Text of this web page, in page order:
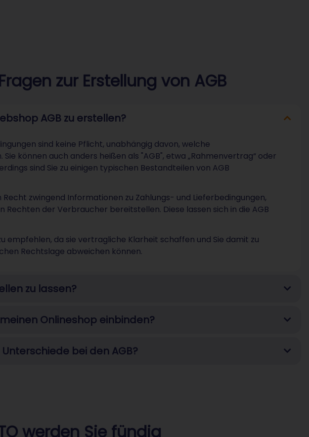
zur Erstellung von AGB
AGB zu erstellen?
sind keine Pflicht, unabhängig davon, welche
können auch anders heißen als "AGB", etwa „Rahmenvertrag“ oder
sind Sie zu einigen typischen Bestandteilen von AGB
zwingend Informationen zu Zahlungs- und Lieferbedingungen,
Rechten der Verbraucher bereitstellen. Diese lassen sich in die AGB
empfehlen, da sie vertragliche Klarheit schaffen und Sie damit zu
Rechtslage abweichen können.
zu lassen?
Onlineshop einbinden?
bei den AGB?
werden Sie fündig